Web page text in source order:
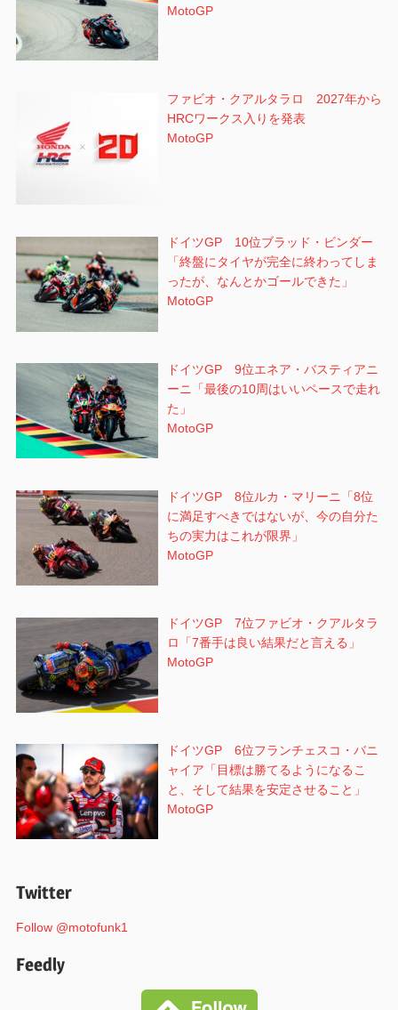
MotoGP
ファビオ・クアルタラロ 2027年から
HRCワークス入りを発表
MotoGP
ドイツGP 10位ブラッド・ビンダー
「終盤にタイヤが完全に終わってしま
ったが、なんとかゴールできた」
MotoGP
ドイツGP 9位エネア・バスティアニ
ーニ「最後の10周はいいペースで走れ
た」
MotoGP
ドイツGP 8位ルカ・マリーニ「8位
に満足すべきではないが、今の自分た
ちの実力はこれが限界」
MotoGP
ドイツGP 7位ファビオ・クアルタラ
ロ「7番手は良い結果だと言える」
MotoGP
ドイツGP 6位フランチェスコ・バニ
ャイア「目標は勝てるようになるこ
と、そして結果を安定させること」
MotoGP
Twitter
Follow @motofunk1
Feedly